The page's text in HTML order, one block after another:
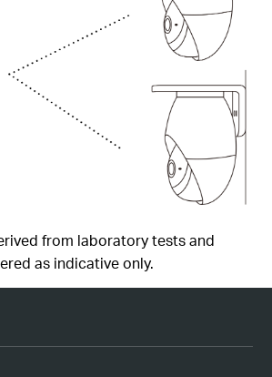
from laboratory tests and
as indicative only.